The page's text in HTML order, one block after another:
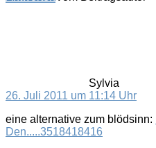
Sylvia
26. Juli 2011 um 11:14 Uhr
eine alternative zum blödsinn:
Den.....3518418416